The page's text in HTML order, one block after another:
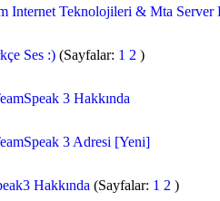
Internet Teknolojileri & Mta Server
Ses :) (Sayfalar: 1 2 )
3 Hakkında
3 Adresi [Yeni]
Hakkında (Sayfalar: 1 2 )